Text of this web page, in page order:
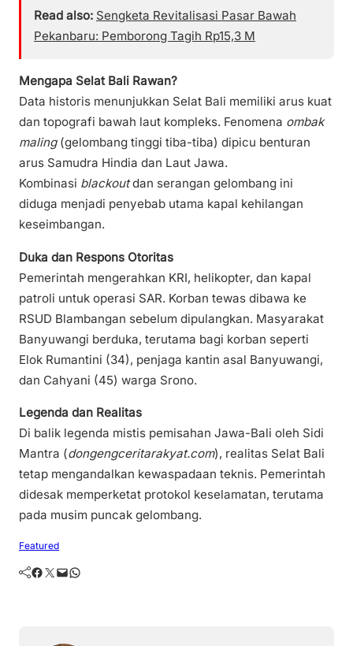
Read also: Sengketa Revitalisasi Pasar Bawah
Pekanbaru: Pemborong Tagih Rp15,3 M
Mengapa Selat Bali Rawan?
Data historis menunjukkan Selat Bali memiliki arus kuat
dan topografi bawah laut kompleks. Fenomena ombak
maling(gelombang tinggi tiba-tiba) dipicu benturan
arus Samudra Hindia dan Laut Jawa.
Kombinasi blackoutdan serangan gelombang ini
diduga menjadi penyebab utama kapal kehilangan
keseimbangan.
Duka dan Respons Otoritas
Pemerintah mengerahkan KRI, helikopter, dan kapal
patroli untuk operasi SAR. Korban tewas dibawa ke
RSUD Blambangan sebelum dipulangkan. Masyarakat
Banyuwangi berduka, terutama bagi korban seperti
Elok Rumantini (34), penjaga kantin asal Banyuwangi,
dan Cahyani (45) warga Srono.
Legenda dan Realitas
Di balik legenda mistis pemisahan Jawa-Bali oleh Sidi
Mantra (dongengceritarakyat.com), realitas Selat Bali
tetap mengandalkan kewaspadaan teknis. Pemerintah
didesak memperketat protokol keselamatan, terutama
pada musim puncak gelombang.
Featured
Facebook Twitter Mail WhatsApp